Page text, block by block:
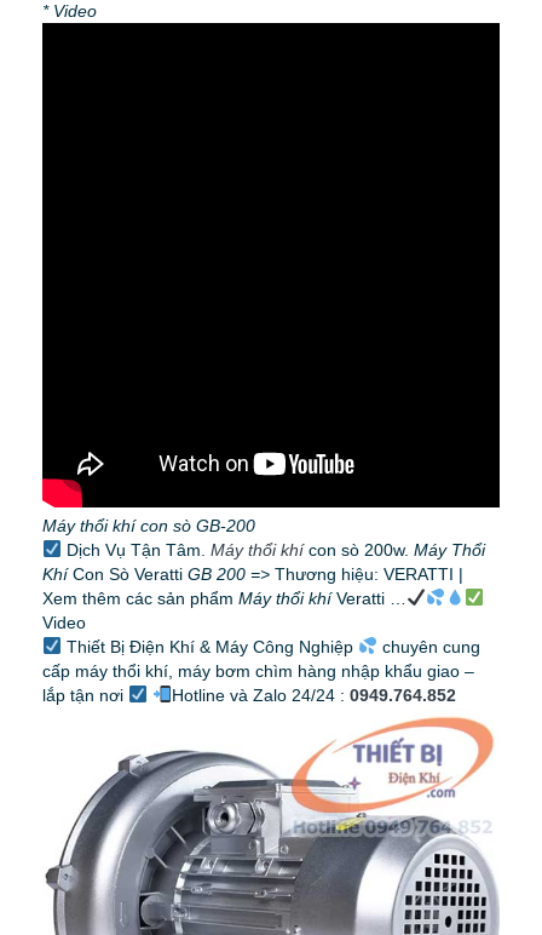
* Video
Máy thổi khí con sò GB-200
Dịch Vụ Tận Tâm. Máy thổi khícon sò 200w. Máy Thổi
KhíCon Sò Veratti GB 200 => Thương hiệu: VERATTI |
Xem thêm các sản phẩm Máy thổi khíVeratti …
Video
Thiết Bị Điện Khí & Máy Công Nghiệp
chuyên cung
cấp máy thổi khí, máy bơm chìm hàng nhập khẩu giao –
lắp tận nơi
Hotline và Zalo 24/24 : 0949.764.852